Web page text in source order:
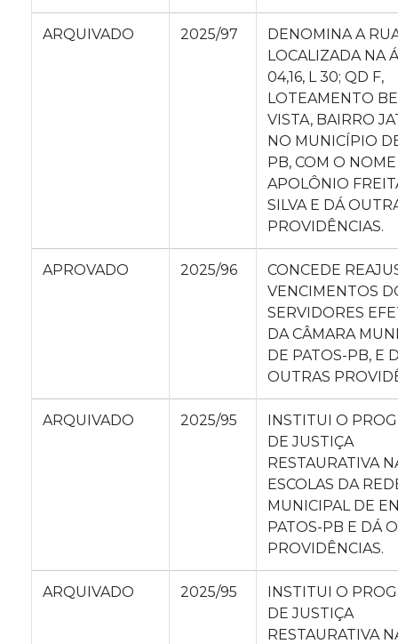
ARQUIVADO 2025/97
DENOMINA A
LOCALIZADA NA
04,16, L 30; QD F,
LOTEAMENTO
VISTA, BAIRRO
NO MUNICÍPIO
PB, COM O
APOLÔNIO
SILVA E DÁ
PROVIDÊNCIAS.
APROVADO 2025/96
CONCEDE
VENCIMENTOS
SERVIDORES
DA CÂMARA
DE PATOS-PB, E
OUTRAS
ARQUIVADO 2025/95
INSTITUI O
DE JUSTIÇA
RESTAURATIVA
ESCOLAS DA
MUNICIPAL DE
PATOS-PB E DÁ
PROVIDÊNCIAS.
ARQUIVADO 2025/95
INSTITUI O
DE JUSTIÇA
RESTAURATIVA